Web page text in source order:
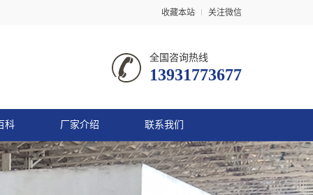
收藏本站 关注微信
全国咨询热线
13931773677
科 厂家介绍 联系我们